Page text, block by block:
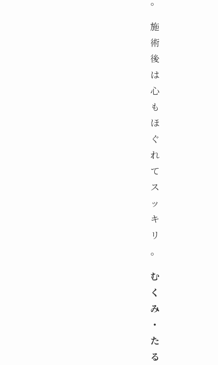
施
術
後
は
心
も
ほ
ぐ
れ
て
ス
ッ
キ
リ
。
む
く
み
・
た
る